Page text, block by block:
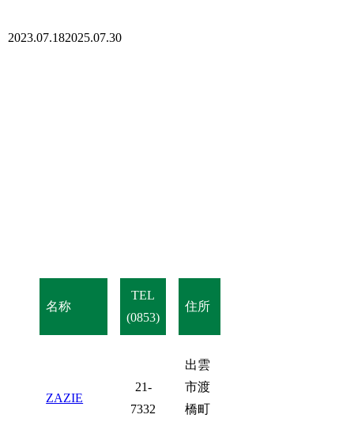
2023.07.182025.07.30
名称
TEL
(0853)
住所
ZAZIE
21-
7332
出雲
市渡
橋町